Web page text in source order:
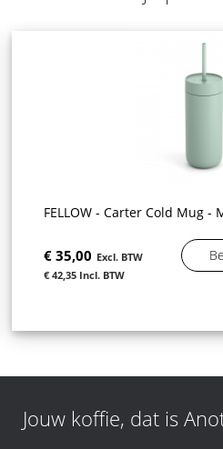
FELLOW - Carter Cold Mug -
€ 35,00
€ 42,35
Jouw koffie, dat is